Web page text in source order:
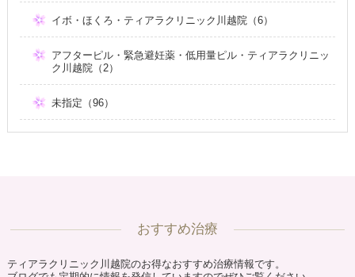
イボ・ほくろ・ティアラクリニック川越院（6）
アフターピル・緊急避妊薬・低用量ピル・ティアラクリニッ
ク川越院（2）
未指定（96）
おすすめ治療
ティアラクリニック川越院のお得なおすすめ治療情報です。